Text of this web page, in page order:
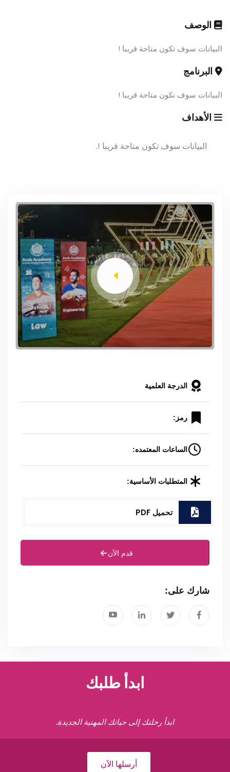
الوصف
البيانات سوف تكون متاحة قريبا !
البرنامج
البيانات سوف تكون متاحة قريبا !
الأهداف
البيانات سوف تكون متاحة قريبا !.
الدرجة العلمية
رمز:
الساعات المعتمده:
المتطلبات الأساسية:
تحميل PDF
قدم الآن
شارك على:
ابدأ طلبك
ابدأ رحلتك إلى حياتك المهنية الجديدة.
أرسلها الآن